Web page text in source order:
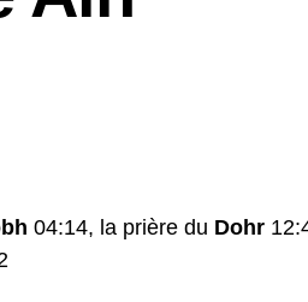
04:14, la prière du Dohr